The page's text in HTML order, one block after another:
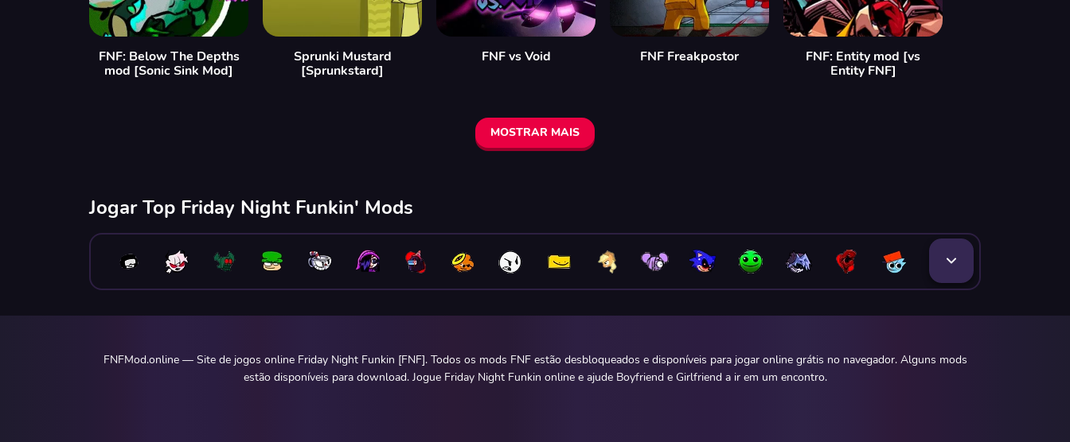
FNF: Below The Depths
mod [Sonic Sink Mod]
Sprunki Mustard
[Sprunkstard]
FNF vs Void FNF Freakpostor
FNF: Entity mod [vs
Entity FNF]
MOSTRAR MAIS
Jogar Top Friday Night Funkin' Mods
FNFMod.online — Site de jogos online Friday Night Funkin [FNF]. Todos os mods FNF estão desbloqueados e disponíveis para jogar online grátis no navegador. Alguns mods
estão disponíveis para download. Jogue Friday Night Funkin online e ajude Boyfriend e Girlfriend a ir em um encontro.